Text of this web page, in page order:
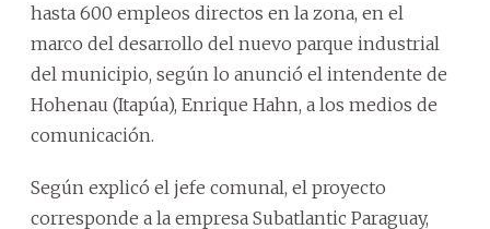
hasta 600 empleos directos en la zona, en el
marco del desarrollo del nuevo parque industrial
del municipio, según lo anunció el intendente de
Hohenau (Itapúa), Enrique Hahn, a los medios de
comunicación.
Según explicó el jefe comunal, el proyecto
corresponde a la empresa Subatlantic Paraguay,